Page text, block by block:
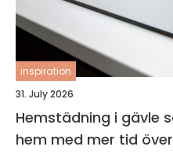
inspiration
31. July 2026
Hemstädning i gävle så skapar du ett rent
hem med mer tid över